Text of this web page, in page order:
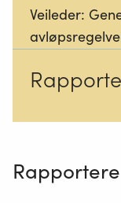
Veileder: